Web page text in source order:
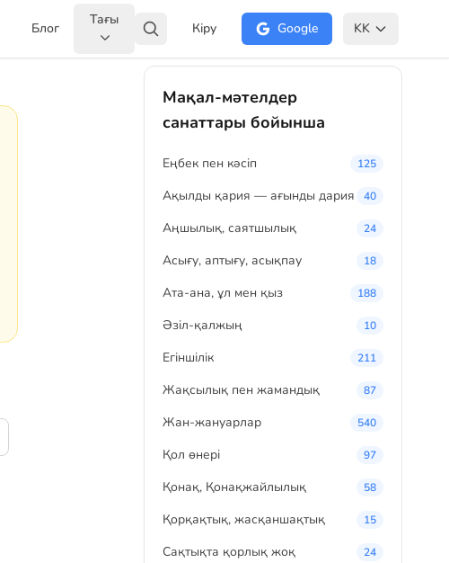
Блог
Тағы
Кіру Google KK
Мақал-мәтелдер
санаттары бойынша
Eңбек пен кәсіп 125
Ақылды қария — ағынды дария 40
Аңшылық, саятшылық 24
Асығу, аптығу, асықпау 18
Ата-ана, ұл мен қыз 188
Әзіл-қалжың 10
Егіншілік 211
Жақсылық пен жамандық 87
Жан-жануарлар 540
Қол өнері 97
Қонақ, Қонақжайлылық 58
Қорқақтық, жасқаншақтық 15
Сақтықта қорлық жоқ 24